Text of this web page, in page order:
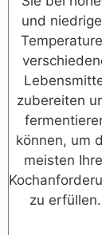
und
zubereiten
können, um
meisten
zu erfüllen.